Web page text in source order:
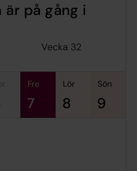
är på gång i
Vecka 32
fre
7
lör
8
sön
9